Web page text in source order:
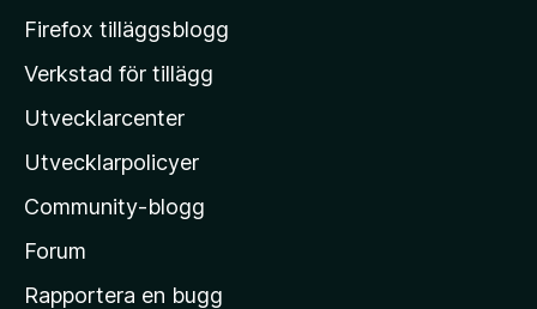
M
z
i
l
a
s
h
Firefox tilläggsblogg
Verkstad för tillägg
Utvecklarcenter
Utvecklarpolicyer
Community-blogg
Forum
Rapportera en bugg